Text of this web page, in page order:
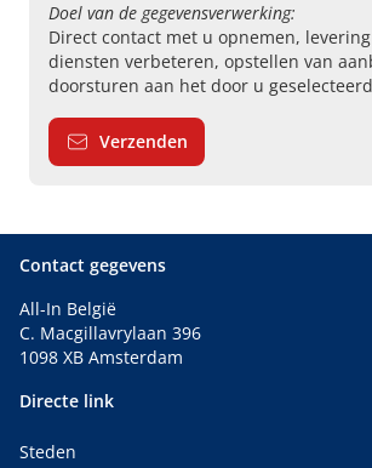
Doel van de gegevensverwerking:
Direct contact met u opnemen,
diensten verbeteren, opstellen van
doorsturen aan het door u
Verzenden
Contact gegevens
All-In België
C. Macgillavrylaan 396
1098 XB Amsterdam
Directe link
Steden